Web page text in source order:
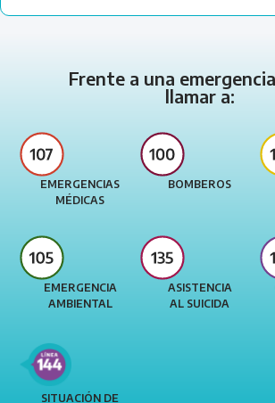
Frente a una
llamar a:
EMERGENCIAS
MÉDICAS
BOMBEROS
EMERGENCIA
AMBIENTAL
ASISTENCIA
AL SUICIDA
SITUACIÓN DE